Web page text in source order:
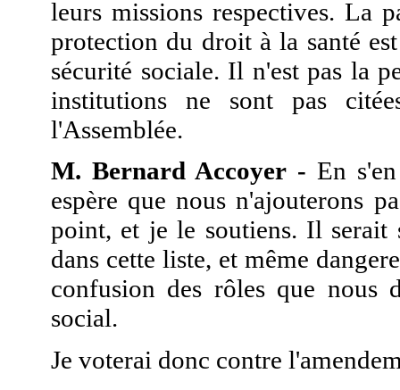
leurs missions respectives. La
protection du droit à la santé
sécurité sociale. Il n'est pas la
institutions ne sont pas
l'Assemblée.
M. Bernard Accoyer - En
espère que nous n'ajouterons
point, et je le soutiens. Il serait
dans cette liste, et même
confusion des rôles que nous
social.
Je voterai donc contre